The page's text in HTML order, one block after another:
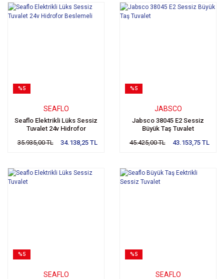
%5
SEAFLO
Seaflo Elektrikli Lüks Sessiz
Tuvalet 24v Hidrofor
35.935,00 TL
34.138,25 TL
%5
JABSCO
Jabsco 38045 E2 Sessiz
Büyük Taş Tuvalet
45.425,00 TL
43.153,75 TL
%5
SEAFLO
%5
SEAFLO